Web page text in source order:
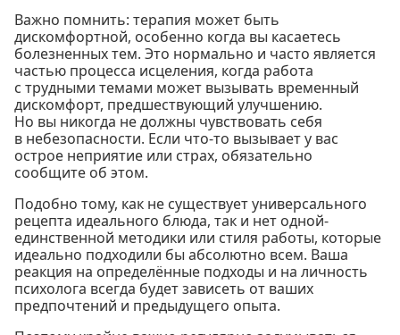
Важно помнить: терапия может быть
дискомфортной, особенно когда вы касаетесь
болезненных тем. Это нормально и часто является
частью процесса исцеления, когда работа
с трудными темами может вызывать временный
дискомфорт, предшествующий улучшению.
Но вы никогда не должны чувствовать себя
в небезопасности. Если что-то вызывает у вас
острое неприятие или страх, обязательно
сообщите об этом.
Подобно тому, как не существует универсального
рецепта идеального блюда, так и нет одной-
единственной методики или стиля работы, которые
идеально подходили бы абсолютно всем. Ваша
реакция на определённые подходы и на личность
психолога всегда будет зависеть от ваших
предпочтений и предыдущего опыта.